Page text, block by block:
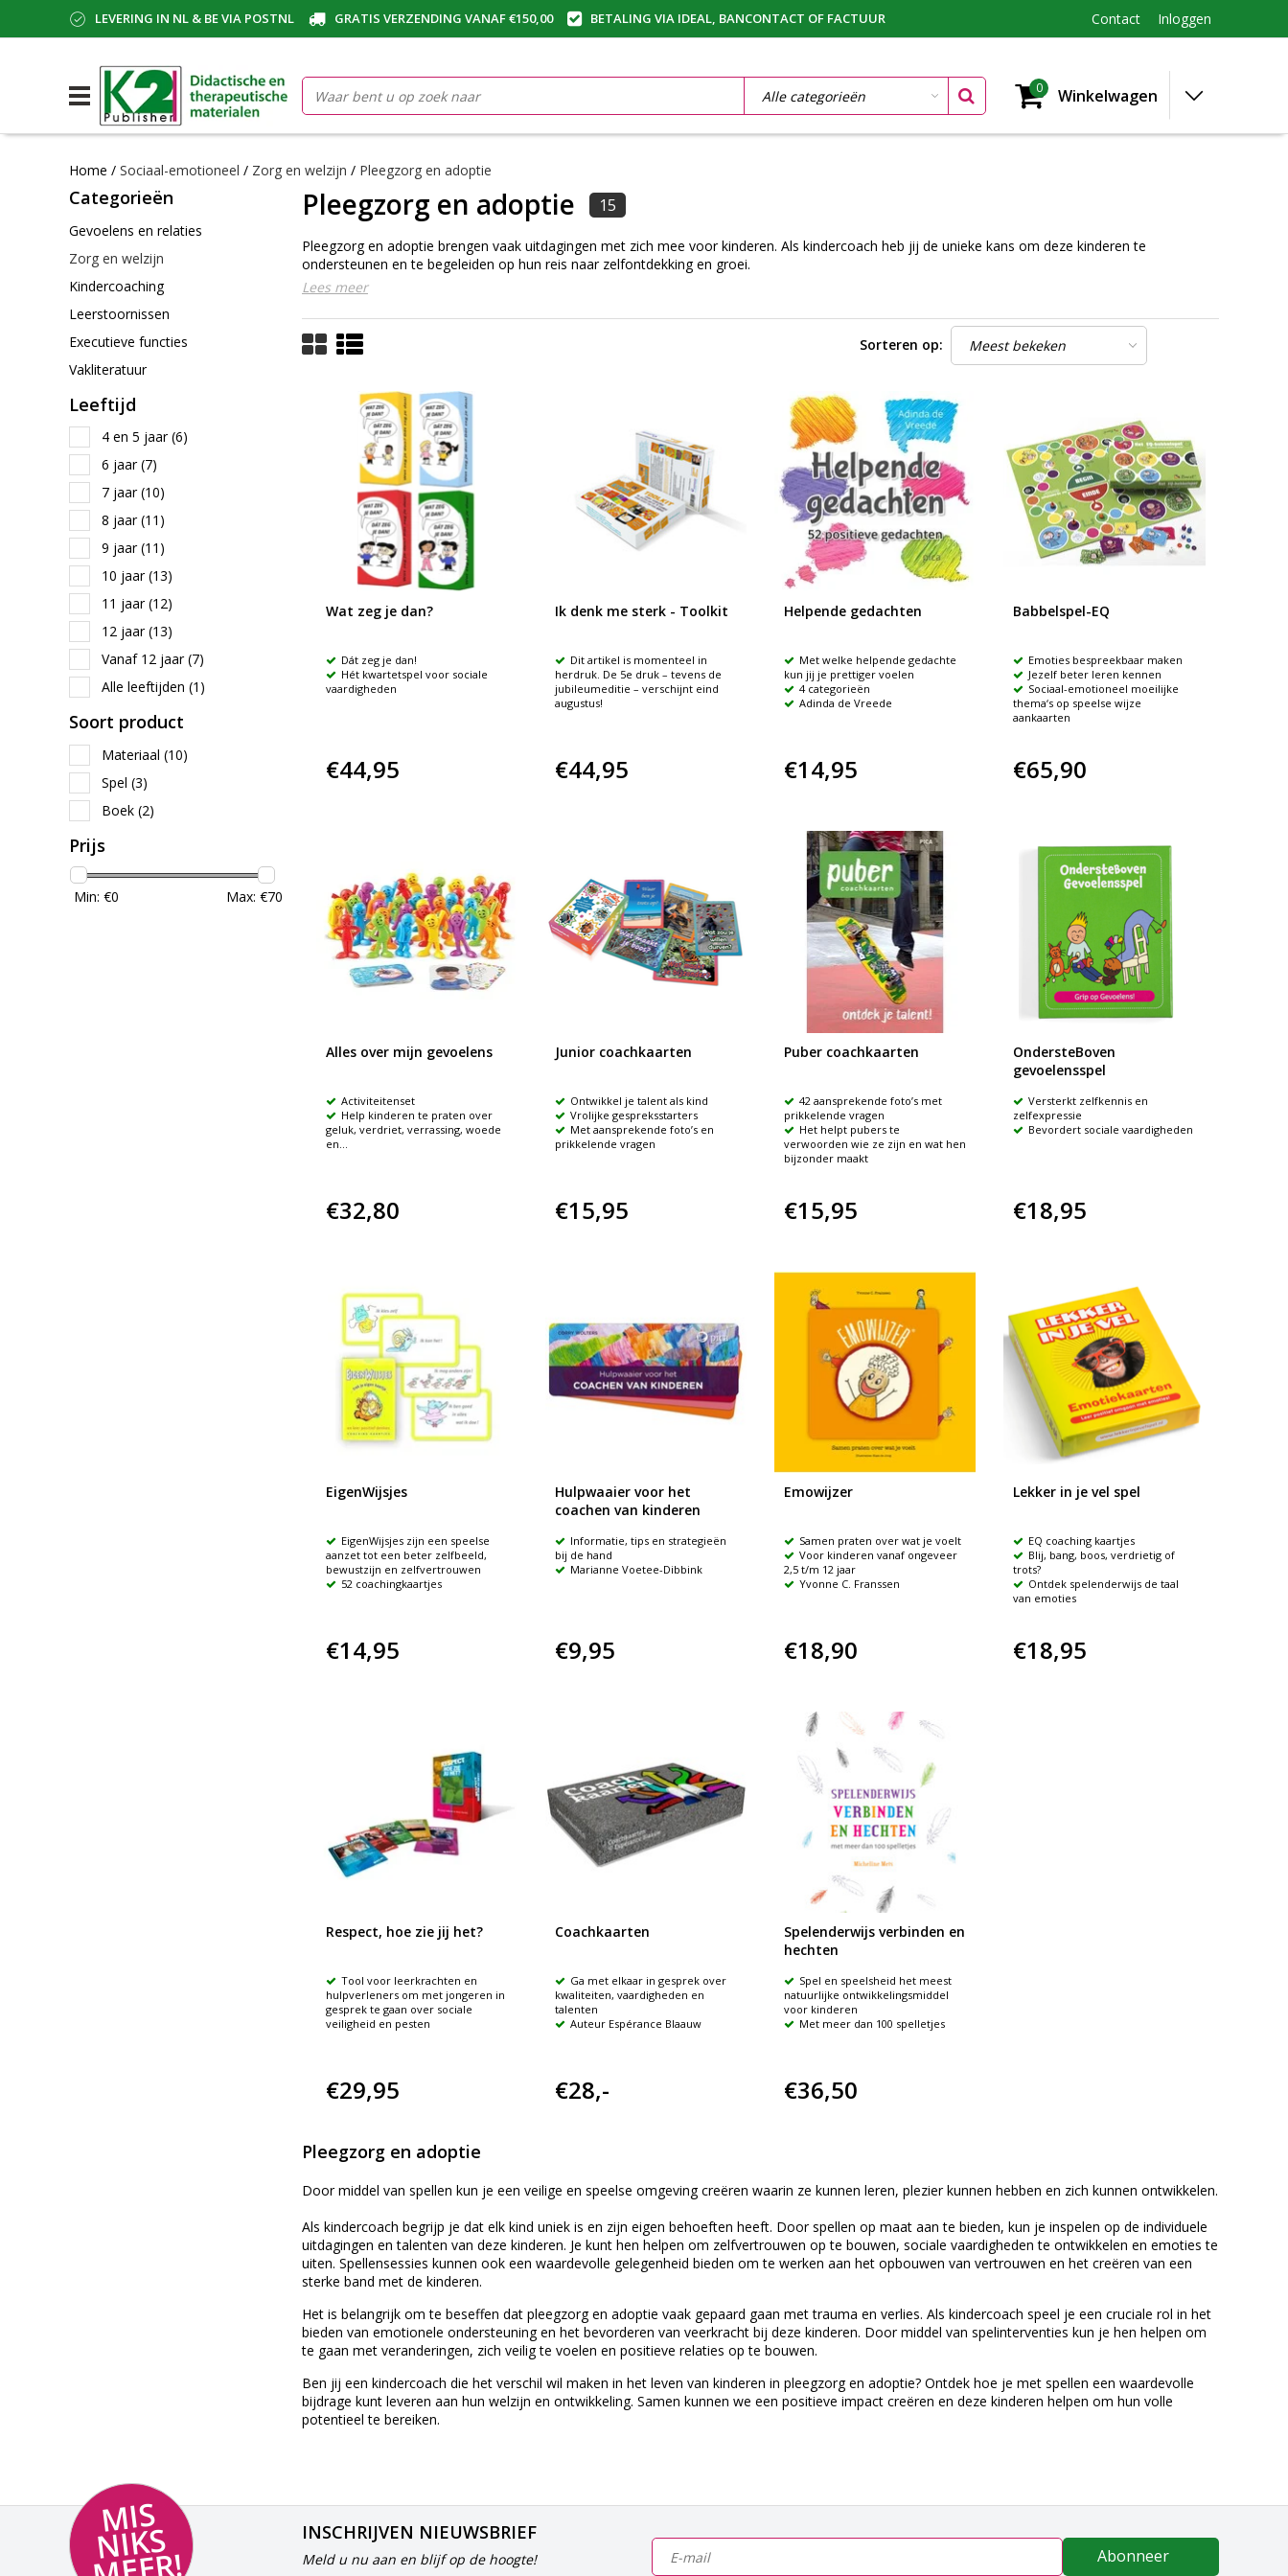
LEVERING IN NL & BE VIA POSTNL GRATIS VERZENDING VANAF €150,00 BETALING VIA IDEAL, BANCONTACT OF FACTUUR Contact Inloggen
0 Winkelwagen
Home / Sociaal-emotioneel / Zorg en welzijn / Pleegzorg en adoptie
Categorieën
Gevoelens en relaties
Zorg en welzijn
Kindercoaching
Leerstoornissen
Executieve functies
Vakliteratuur
Leeftijd
4 en 5 jaar(6)
6 jaar(7)
7 jaar(10)
8 jaar(11)
9 jaar(11)
10 jaar(13)
11 jaar(12)
12 jaar(13)
Vanaf 12 jaar(7)
Alle leeftijden (1)
Soort product
Materiaal (10)
Spel (3)
Boek (2)
Prijs
Min: €0 Max: €70
Pleegzorg en adoptie 15
Pleegzorg en adoptie brengen vaak uitdagingen met zich mee voor kinderen. Als kindercoach heb jij de unieke kans om deze kinderen te
ondersteunen en te begeleiden op hun reis naar zelfontdekking en groei.
Lees meer
Sorteren op:
Wat zeg je dan?
Dát zeg je dan!
Hét kwartetspel voor sociale
vaardigheden
€44,95
Ik denk me sterk - Toolkit
Dit artikel is momenteel in
herdruk. De 5e druk – tevens de
jubileumeditie – verschijnt eind
augustus!
€44,95
Helpende gedachten
Met welke helpende gedachte
kun jij je prettiger voelen
4 categorieën
Adinda de Vreede
€14,95
Babbelspel-EQ
Emoties bespreekbaar maken
Jezelf beter leren kennen
Sociaal-emotioneel moeilijke
thema‘s op speelse wijze
aankaarten
€65,90
Alles over mijn gevoelens
Activiteitenset
Help kinderen te praten over
geluk, verdriet, verrassing, woede
en...
€32,80
Junior coachkaarten
Ontwikkel je talent als kind
Vrolijke gespreksstarters
Met aansprekende foto’s en
prikkelende vragen
€15,95
Puber coachkaarten
42 aansprekende foto’s met
prikkelende vragen
Het helpt pubers te
verwoorden wie ze zijn en wat hen
bijzonder maakt
€15,95
OndersteBoven
gevoelensspel
Versterkt zelfkennis en
zelfexpressie
Bevordert sociale vaardigheden
€18,95
EigenWijsjes
EigenWijsjes zijn een speelse
aanzet tot een beter zelfbeeld,
bewustzijn en zelfvertrouwen
52 coachingkaartjes
€14,95
Hulpwaaier voor het
coachen van kinderen
Informatie, tips en strategieën
bij de hand
Marianne Voetee-Dibbink
€9,95
Emowijzer
Samen praten over wat je voelt
Voor kinderen vanaf ongeveer
2,5 t/m 12 jaar
Yvonne C. Franssen
€18,90
Lekker in je vel spel
EQ coaching kaartjes
Blij, bang, boos, verdrietig of
trots?
Ontdek spelenderwijs de taal
van emoties
€18,95
Respect, hoe zie jij het?
Tool voor leerkrachten en
hulpverleners om met jongeren in
gesprek te gaan over sociale
veiligheid en pesten
€29,95
Coachkaarten
Ga met elkaar in gesprek over
kwaliteiten, vaardigheden en
talenten
Auteur Espérance Blaauw
€28,-
Spelenderwijs verbinden en
hechten
Spel en speelsheid het meest
natuurlijke ontwikkelingsmiddel
voor kinderen
Met meer dan 100 spelletjes
€36,50
Pleegzorg en adoptie
Door middel van spellen kun je een veilige en speelse omgeving creëren waarin ze kunnen leren, plezier kunnen hebben en zich kunnen ontwikkelen.
Als kindercoach begrijp je dat elk kind uniek is en zijn eigen behoeften heeft. Door spellen op maat aan te bieden, kun je inspelen op de individuele
uitdagingen en talenten van deze kinderen. Je kunt hen helpen om zelfvertrouwen op te bouwen, sociale vaardigheden te ontwikkelen en emoties te
uiten. Spellensessies kunnen ook een waardevolle gelegenheid bieden om te werken aan het opbouwen van vertrouwen en het creëren van een
sterke band met de kinderen.
Het is belangrijk om te beseffen dat pleegzorg en adoptie vaak gepaard gaan met trauma en verlies. Als kindercoach speel je een cruciale rol in het
bieden van emotionele ondersteuning en het bevorderen van veerkracht bij deze kinderen. Door middel van spelinterventies kun je hen helpen om
te gaan met veranderingen, zich veilig te voelen en positieve relaties op te bouwen.
Ben jij een kindercoach die het verschil wil maken in het leven van kinderen in pleegzorg en adoptie? Ontdek hoe je met spellen een waardevolle
bijdrage kunt leveren aan hun welzijn en ontwikkeling. Samen kunnen we een positieve impact creëren en deze kinderen helpen om hun volle
potentieel te bereiken.
MI
S
NI
K
S
M
E
E INSCHRIJVEN NIEUWSBRIEF
Meld u nu aan en blijf op de hoogte! Abonneer